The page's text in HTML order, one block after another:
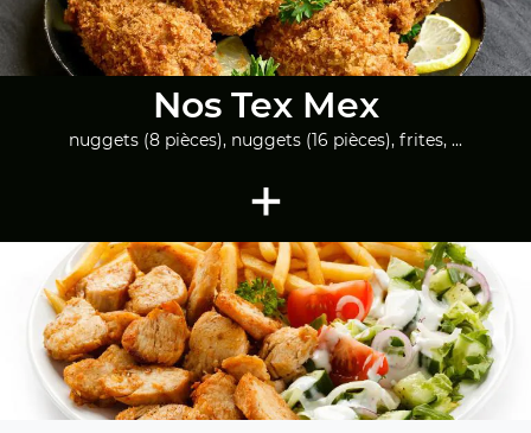
Nos Tex Mex
nuggets (8 pièces), nuggets (16 pièces), frites, ...
+